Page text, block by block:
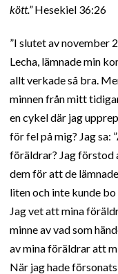
kött.”Hesekiel 36:26
”I slutet av november
Lecha, lämnade min
allt verkade så bra.
minnen från mitt
en cykel där jag
för fel på mig? Jag sa:
föräldrar? Jag förstod
dem för att de
liten och inte kunde
Jag vet att mina
minne av vad som
av mina föräldrar att
När jag hade